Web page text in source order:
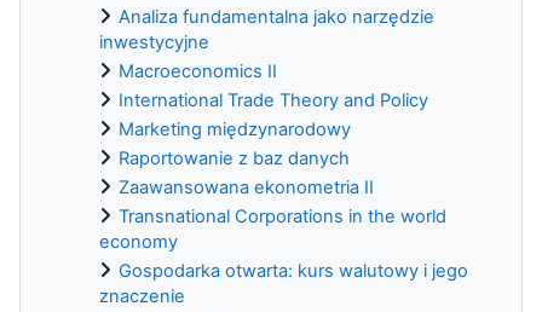
Analiza fundamentalna jako narzędzie
inwestycyjne
Macroeconomics II
International Trade Theory and Policy
Marketing międzynarodowy
Raportowanie z baz danych
Zaawansowana ekonometria II
Transnational Corporations in the world
economy
Gospodarka otwarta: kurs walutowy i jego
znaczenie